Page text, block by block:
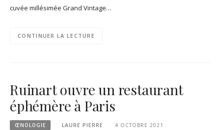
cuvée millésimée Grand Vintage…
CONTINUER LA LECTURE
Ruinart ouvre un restaurant
éphémère à Paris
ŒNOLOGIE LAURE PIERRE 4 OCTOBRE 2021